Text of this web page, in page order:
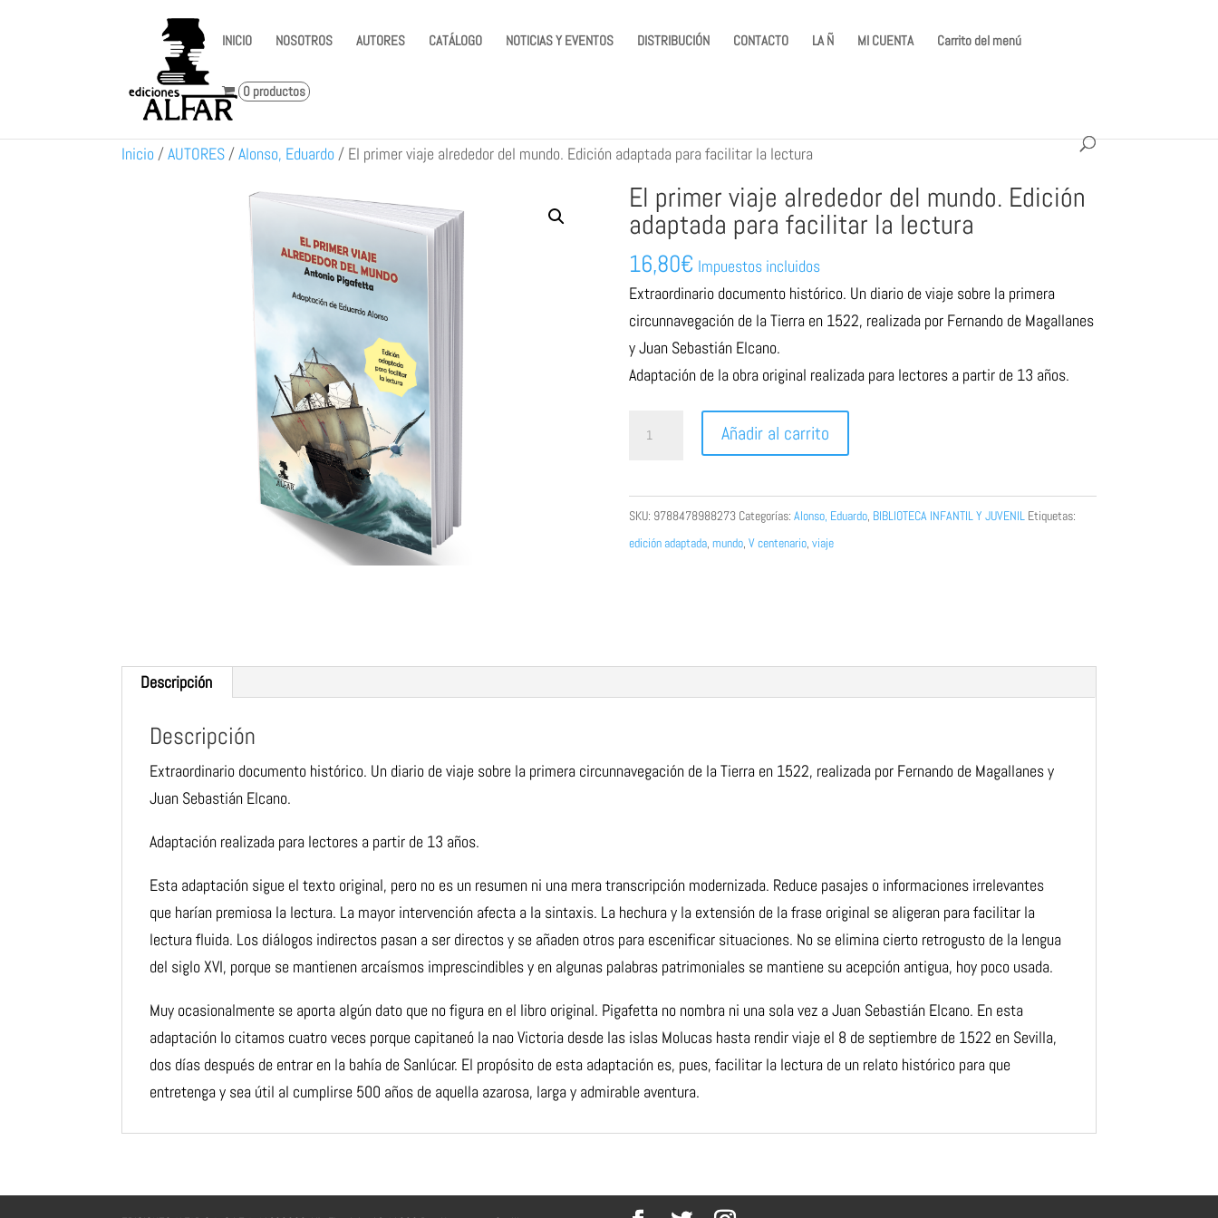
INICIO NOSOTROS AUTORES CATÁLOGO NOTICIAS Y EVENTOS DISTRIBUCIÓN CONTACTO LA Ñ MI CUENTA Carrito del menú
0 productos
Inicio /AUTORES /Alonso, Eduardo / El primer viaje alrededor del mundo. Edición adaptada para facilitar la lectura
El primer viaje alrededor del mundo. Edición
adaptada para facilitar la lectura
16,80€ Impuestos incluidos
Extraordinario documento histórico. Un diario de viaje sobre la primera
circunnavegación de la Tierra en 1522, realizada por Fernando de Magallanes
y Juan Sebastián Elcano.
Adaptación de la obra original realizada para lectores a partir de 13 años.
facilitar
la
Añadir al carrito
SKU: 9788478988273 Categorías: Alonso, Eduardo, BIBLIOTECA INFANTIL Y JUVENIL Etiquetas:
edición adaptada, mundo, V centenario, viaje
Descripción
Descripción
Extraordinario documento histórico. Un diario de viaje sobre la primera circunnavegación de la Tierra en 1522, realizada por Fernando de Magallanes y
Juan Sebastián Elcano.
Adaptación realizada para lectores a partir de 13 años.
Esta adaptación sigue el texto original, pero no es un resumen ni una mera transcripción modernizada. Reduce pasajes o informaciones irrelevantes
que harían premiosa la lectura. La mayor intervención afecta a la sintaxis. La hechura y la extensión de la frase original se aligeran para facilitar la
lectura fluida. Los diálogos indirectos pasan a ser directos y se añaden otros para escenificar situaciones. No se elimina cierto retrogusto de la lengua
del sigloXVI, porque se mantienen arcaísmos imprescindibles y en algunas palabras patrimoniales se mantiene su acepción antigua, hoy poco usada.
Muy ocasionalmente se aporta algún dato que no figura en el libro original. Pigafetta no nombra ni una sola vez a Juan Sebastián Elcano. En esta
adaptación lo citamos cuatro veces porque capitaneó la nao Victoria desde las islas Molucas hasta rendir viaje el 8 de septiembre de 1522 en Sevilla,
dos días después de entrar en la bahía de Sanlúcar. El propósito de esta adaptación es, pues, facilitar la lectura de un relato histórico para que
entretenga y sea útil al cumplirse 500 años de aquella azarosa, larga y admirable aventura.